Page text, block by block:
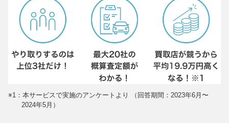
※1：本サービスで実施のアンケートより （回答期間：2023年6月〜
2024年5月）